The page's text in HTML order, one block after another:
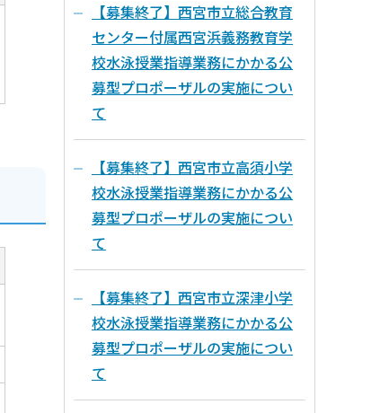
【募集終了】西宮市立総合教育
センター付属西宮浜義務教育学
校水泳授業指導業務にかかる公
募型プロポーザルの実施につい
て
【募集終了】西宮市立高須小学
校水泳授業指導業務にかかる公
募型プロポーザルの実施につい
て
【募集終了】西宮市立深津小学
校水泳授業指導業務にかかる公
募型プロポーザルの実施につい
て